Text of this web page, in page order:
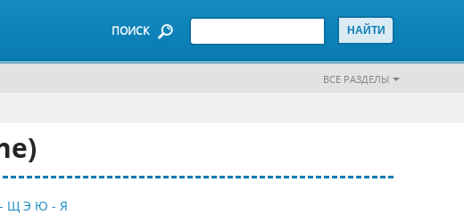
ПОИСК
ВСЕ РАЗДЕЛЫ
Щ Э Ю - Я